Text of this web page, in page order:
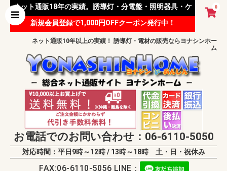
0
ネット通販18年の実績。誘導灯・分電盤・照明器具・ケ
ーブル等 様々な資材を取り扱っています。
新規会員登録で1,000円OFFクーポン発行中！
ネット通販10年以上の実績！ 誘導灯・電材の販売ならヨナシンホー
ム
お電話でのお問い合わせ：06-6110-5050
対応時間：平日9時～12時 / 13時～18時 土・日・祝休み
FAX:06-6110-5056 LINE：